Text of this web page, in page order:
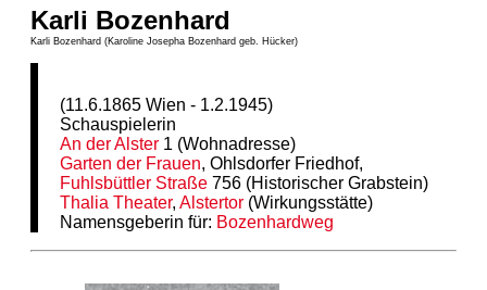
Karli Bozenhard
Karli Bozenhard (Karoline Josepha Bozenhard geb. Hücker)
(11.6.1865 Wien - 1.2.1945)
Schauspielerin
An der Alster 1 (Wohnadresse)
Garten der Frauen, Ohlsdorfer Friedhof,
Fuhlsbüttler Straße 756 (Historischer Grabstein)
Thalia Theater,Alstertor (Wirkungsstätte)
Namensgeberin für: Bozenhardweg